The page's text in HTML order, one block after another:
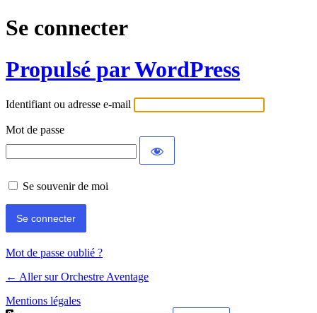
Se connecter
Propulsé par WordPress
Identifiant ou adresse e-mail
Mot de passe
Se souvenir de moi
Mot de passe oublié ?
← Aller sur Orchestre Aventage
Mentions légales